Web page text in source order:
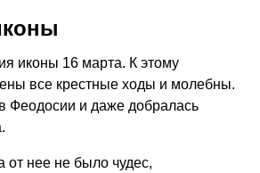
иконы 16 марта. К этому
все крестные ходы и молебны.
Феодосии и даже добралась
от нее не было чудес,